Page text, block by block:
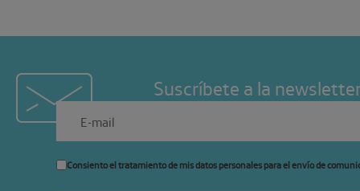
Suscríbete a la
Consiento el tratamiento de mis datos personales para el envío de